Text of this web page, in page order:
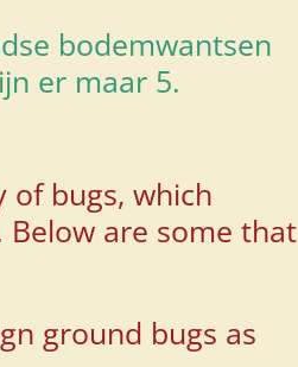
bodemwantsen
er maar 5.
of bugs, which
are some that
ground bugs as